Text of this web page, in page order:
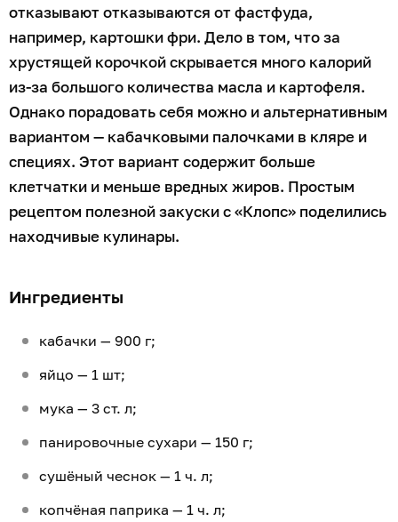
отказывают отказываются от фастфуда,
например, картошки фри. Дело в том, что за
хрустящей корочкой скрывается много калорий
из-за большого количества масла и картофеля.
Однако порадовать себя можно и альтернативным
вариантом — кабачковыми палочками в кляре и
специях. Этот вариант содержит больше
клетчатки и меньше вредных жиров. Простым
рецептом полезной закуски с «Клопс» поделились
находчивые кулинары.
Ингредиенты
кабачки — 900 г;
яйцо — 1 шт;
мука — 3 ст. л;
панировочные сухари — 150 г;
сушёный чеснок — 1 ч. л;
копчёная паприка — 1 ч. л;